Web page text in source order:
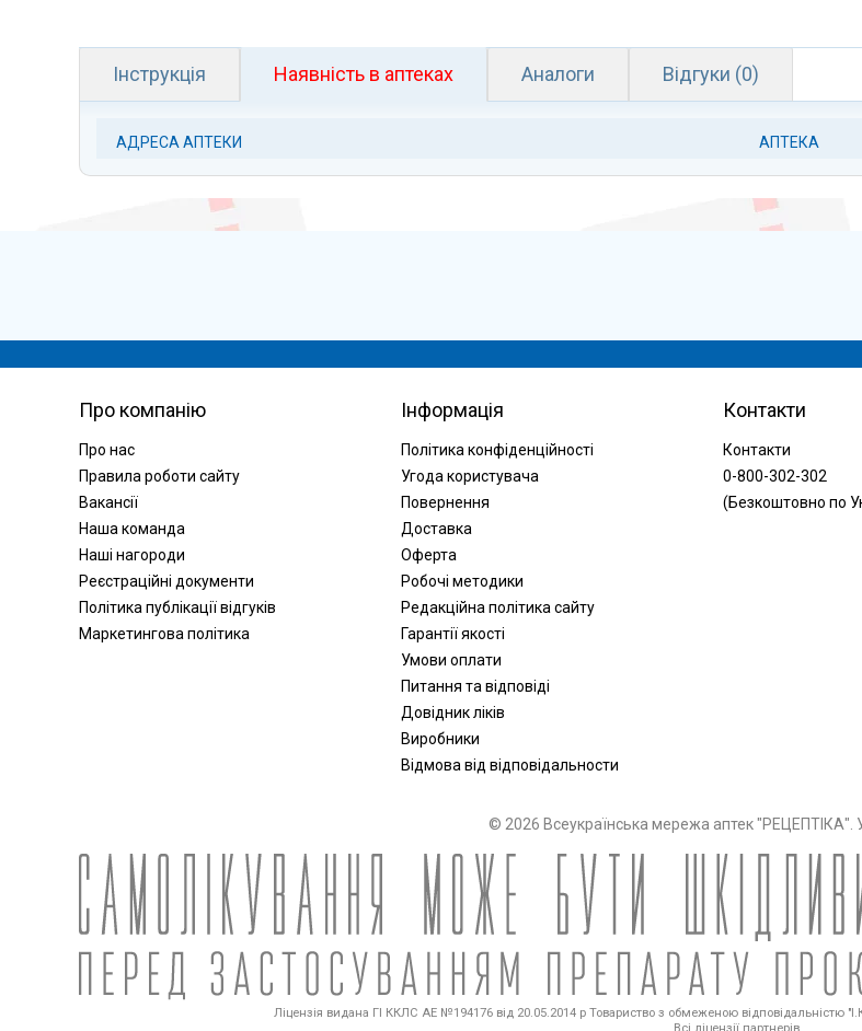
Інструкція Наявність в аптеках Аналоги Відгуки (0)
АДРЕСА АПТЕКИ АПТЕКА
Про компанію
Про нас
Правила роботи сайту
Вакансії
Наша команда
Наші нагороди
Реєстраційні документи
Політика публікації відгуків
Маркетингова політика
Інформація
Політика конфіденційності
Угода користувача
Повернення
Доставка
Оферта
Робочі методики
Редакційна політика сайту
Гарантії якості
Умови оплати
Питання та відповіді
Довідник ліків
Виробники
Відмова від відповідальности
Контакти
Контакти
0-800-302-302
(Безкоштовно по
© 2026 Всеукраїнська мережа аптек "РЕЦЕПТІКА".
Ліцензія видана ГІ ККЛС АЕ №194176 від 20.05.2014 р Товариство з обмеженою відповідальністю